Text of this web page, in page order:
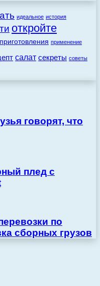
идеальное история
откройте
приготовления применение
салат секреты советы
говорят, что
плед с
по
сборных грузов